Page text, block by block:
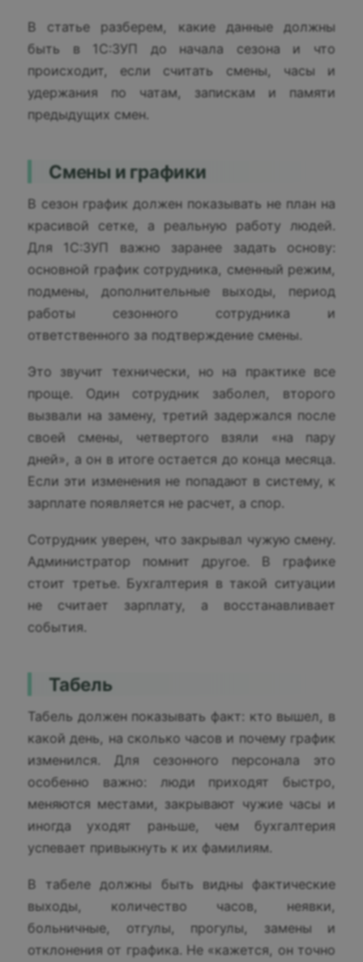
В статье разберем, какие данные должны
быть в 1С:ЗУП до начала сезона и что
происходит, если считать смены, часы и
удержания по чатам, запискам и памяти
предыдущих смен.
Смены и графики
В сезон график должен показывать не план на
красивой сетке, а реальную работу людей.
Для 1С:ЗУП важно заранее задать основу:
основной график сотрудника, сменный режим,
подмены, дополнительные выходы, период
работы сезонного сотрудника и
ответственного за подтверждение смены.
Это звучит технически, но на практике все
проще. Один сотрудник заболел, второго
вызвали на замену, третий задержался после
своей смены, четвертого взяли «на пару
дней», а он в итоге остается до конца месяца.
Если эти изменения не попадают в систему, к
зарплате появляется не расчет, а спор.
Сотрудник уверен, что закрывал чужую смену.
Администратор помнит другое. В графике
стоит третье. Бухгалтерия в такой ситуации
не считает зарплату, а восстанавливает
события.
Табель
Табель должен показывать факт: кто вышел, в
какой день, на сколько часов и почему график
изменился. Для сезонного персонала это
особенно важно: люди приходят быстро,
меняются местами, закрывают чужие часы и
иногда уходят раньше, чем бухгалтерия
успевает привыкнуть к их фамилиям.
В табеле должны быть видны фактические
выходы, количество часов, неявки,
больничные, отгулы, прогулы, замены и
отклонения от графика. Не «кажется, он точно